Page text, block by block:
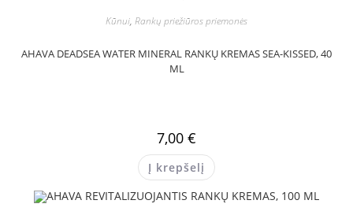
Kūnui, Rankų priežiūros priemonės
AHAVA DEADSEA WATER MINERAL RANKŲ KREMAS SEA-KISSED, 40
ML
7,00 €
Į krepšelį